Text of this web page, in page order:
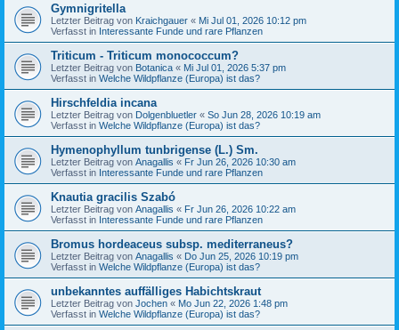
Gymnigritella
Letzter Beitrag von Kraichgauer « Mi Jul 01, 2026 10:12 pm
Verfasst in Interessante Funde und rare Pflanzen
Triticum - Triticum monococcum?
Letzter Beitrag von Botanica « Mi Jul 01, 2026 5:37 pm
Verfasst in Welche Wildpflanze (Europa) ist das?
Hirschfeldia incana
Letzter Beitrag von Dolgenbluetler « So Jun 28, 2026 10:19 am
Verfasst in Welche Wildpflanze (Europa) ist das?
Hymenophyllum tunbrigense (L.) Sm.
Letzter Beitrag von Anagallis « Fr Jun 26, 2026 10:30 am
Verfasst in Interessante Funde und rare Pflanzen
Knautia gracilis Szabó
Letzter Beitrag von Anagallis « Fr Jun 26, 2026 10:22 am
Verfasst in Interessante Funde und rare Pflanzen
Bromus hordeaceus subsp. mediterraneus?
Letzter Beitrag von Anagallis « Do Jun 25, 2026 10:19 pm
Verfasst in Welche Wildpflanze (Europa) ist das?
unbekanntes auffälliges Habichtskraut
Letzter Beitrag von Jochen « Mo Jun 22, 2026 1:48 pm
Verfasst in Welche Wildpflanze (Europa) ist das?